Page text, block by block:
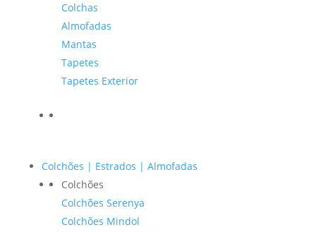
Colchas
Almofadas
Mantas
Tapetes
Tapetes Exterior
Colchões | Estrados | Almofadas
Colchões
Colchões Serenya
Colchões Mindol